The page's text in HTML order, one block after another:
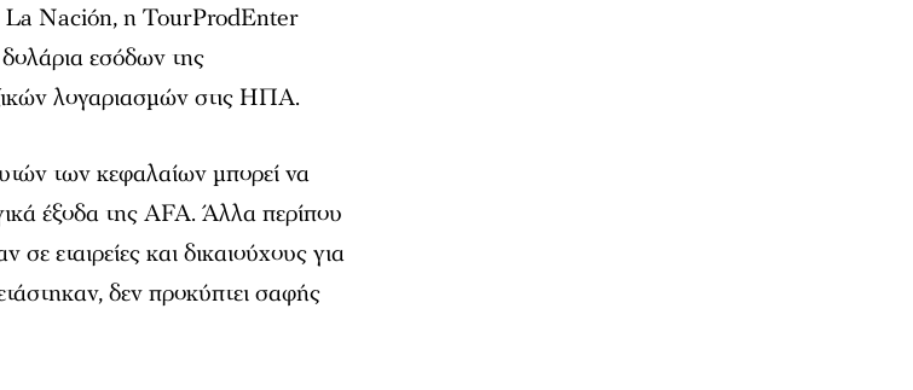
η La Nación, η TourProdEnter
εσόδων της
λογαριασμών στις ΗΠΑ.
των κεφαλαίων μπορεί να
έξοδα της AFA. Άλλα περίπου
εταιρείες και δικαιούχους για
δεν προκύπτει σαφής